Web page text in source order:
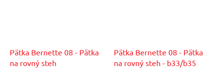
Pätka Bernette 08 - Pätka
na rovný steh
Pätka Bernette 08 - Pätka
na rovný steh - b33/b35